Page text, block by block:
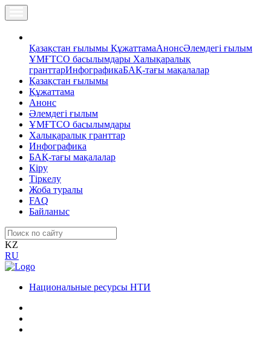
Қазақстан ғылымы ҚұжаттамаАнонсӘлемдегі ғылым
ҰМҒТСО басылымдары Халықаралық
гранттарИнфографикаБАҚ-тағы мақалалар
Қазақстан ғылымы
Құжаттама
Анонс
Әлемдегі ғылым
ҰМҒТСО басылымдары
Халықаралық гранттар
Инфографика
БАҚ-тағы мақалалар
Кіру
Тіркелу
Жоба туралы
FAQ
Байланыс
KZ
RU
Национальные ресурсы НТИ